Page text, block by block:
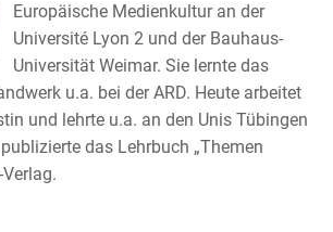
Europäische Medienkultur an der
Université Lyon 2 und der Bauhaus-
Universität Weimar. Sie lernte das
u.a. bei der ARD. Heute arbeitet
und lehrte u.a. an den Unis Tübingen
das Lehrbuch „Themen